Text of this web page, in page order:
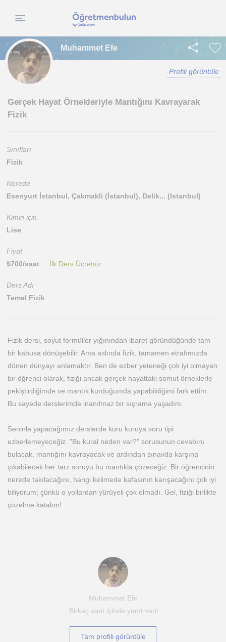
Muhammet Efe
Profili görüntüle
Gerçek Hayat Örnekleriyle Mantığını Kavrayarak
Fizik
Sınıfları
Fizik
Nerede
Esenyurt İstanbul, Çakmakli (İstanbul), Delik... (Istanbul)
Kimin için
Lise
Fiyat
₺700/saat İlk Ders Ücretsiz
Ders Adı
Temel Fizik
Fizik dersi, soyut formüller yığınından ibaret göründüğünde tam
bir kabusa dönüşebilir. Ama aslında fizik, tamamen etrafımızda
dönen dünyayı anlamaktır. Ben de ezber yeteneği çok iyi olmayan
bir öğrenci olarak, fiziği ancak gerçek hayattaki somut örneklerle
pekiştirdiğimde ve mantık kurduğumda yapabildiğimi fark ettim.
Bu sayede derslerimde inanılmaz bir sıçrama yaşadım.
Seninle yapacağımız derslerde kuru kuruya soru tipi
ezberlemeyeceğiz. "Bu kural neden var?" sorusunun cevabını
bulacak, mantığını kavrayacak ve ardından sınavda karşına
çıkabilecek her tarz soruyu bu mantıkla çözeceğiz. Bir öğrencinin
nerede takılacağını, hangi kelimede kafasının karışacağını çok iyi
biliyorum; çünkü o yollardan yürüyeli çok olmadı. Gel, fiziği birlikte
çözelme katalım!
Muhammet Efe
Birkaç saat içinde yanıt verir
Tam profili görüntüle